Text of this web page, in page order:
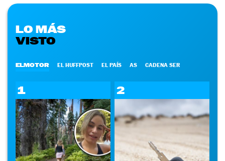
LO MÁS
VISTO
ELMOTOR EL HUFFPOST EL PAÍS AS CADENA SER
1 2